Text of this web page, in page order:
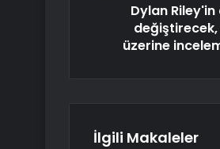
Dylan
üzerine
İlgili Makaleler